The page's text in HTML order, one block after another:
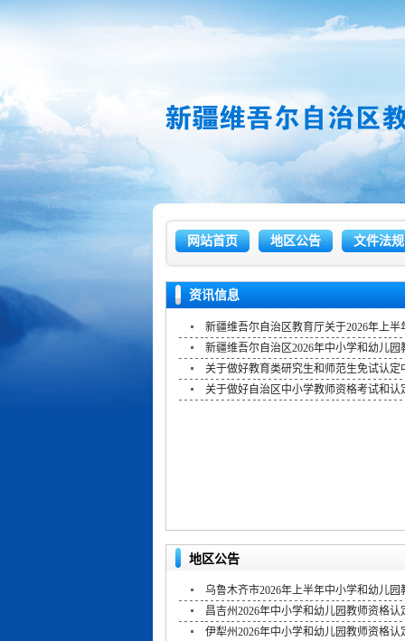
网站首页 地区公告 文件法规
资讯信息
新疆维吾尔自治区教育厅关于2026年上
新疆维吾尔自治区2026年中小学和幼儿园
关于做好教育类研究生和师范生免试认定
关于做好自治区中小学教师资格考试和认
地区公告
乌鲁木齐市2026年上半年中小学和幼儿园
昌吉州2026年中小学和幼儿园教师资格认
伊犁州2026年中小学和幼儿园教师资格认